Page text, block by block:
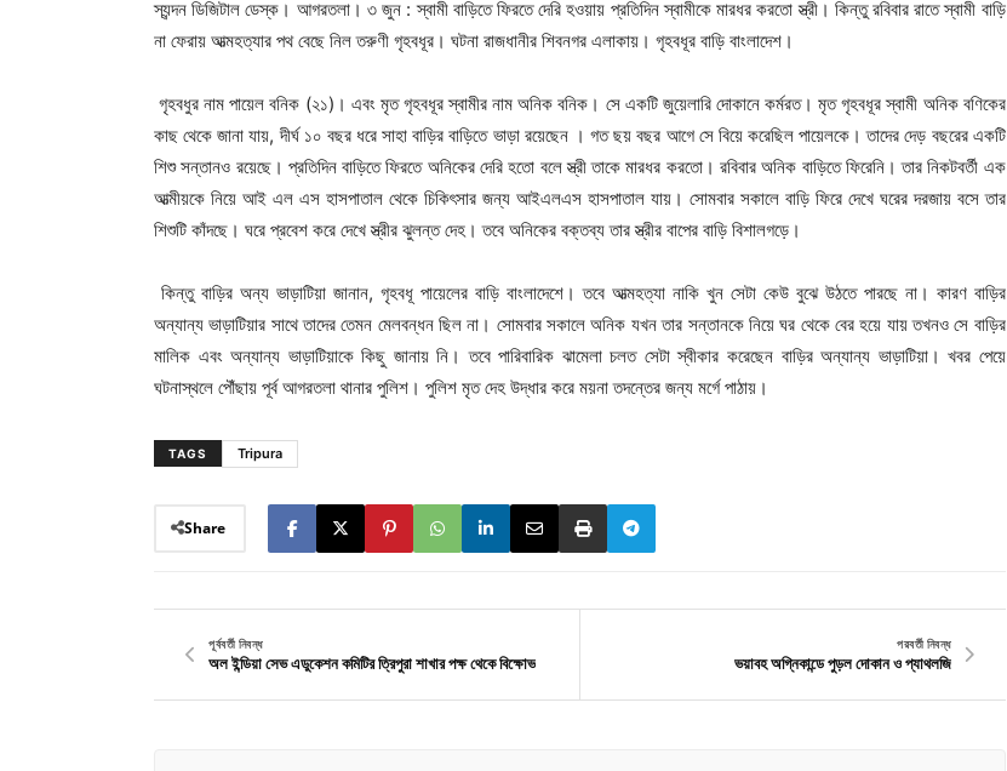
স্যন্দন ডিজিটাল ডেস্ক। আগরতলা। ৩ জুন : স্বামী বাড়িতে ফিরতে দেরি হওয়ায় প্রতিদিন স্বামীকে মারধর করতো স্ত্রী। কিন্তু রবিবার রাতে স্বামী বাড়ি
না ফেরায় আত্মহত্যার পথ বেছে নিল তরুণী গৃহবধূর। ঘটনা রাজধানীর শিবনগর এলাকায়। গৃহবধূর বাড়ি বাংলাদেশ।
গৃহবধুর নাম পায়েল বনিক (২১)। এবং মৃত গৃহবধূর স্বামীর নাম অনিক বনিক। সে একটি জুয়েলারি দোকানে কর্মরত। মৃত গৃহবধূর স্বামী অনিক বণিকের
কাছ থেকে জানা যায়, দীর্ঘ ১০ বছর ধরে সাহা বাড়ির বাড়িতে ভাড়া রয়েছেন । গত ছয় বছর আগে সে বিয়ে করেছিল পায়েলকে। তাদের দেড় বছরের একটি
শিশু সন্তানও রয়েছে। প্রতিদিন বাড়িতে ফিরতে অনিকের দেরি হতো বলে স্ত্রী তাকে মারধর করতো। রবিবার অনিক বাড়িতে ফিরেনি। তার নিকটবর্তী এক
আত্মীয়কে নিয়ে আই এল এস হাসপাতাল থেকে চিকিৎসার জন্য আইএলএস হাসপাতাল যায়। সোমবার সকালে বাড়ি ফিরে দেখে ঘরের দরজায় বসে তার
শিশুটি কাঁদছে। ঘরে প্রবেশ করে দেখে স্ত্রীর ঝুলন্ত দেহ। তবে অনিকের বক্তব্য তার স্ত্রীর বাপের বাড়ি বিশালগড়ে।
কিন্তু বাড়ির অন্য ভাড়াটিয়া জানান, গৃহবধূ পায়েলের বাড়ি বাংলাদেশে। তবে আত্মহত্যা নাকি খুন সেটা কেউ বুঝে উঠতে পারছে না। কারণ বাড়ির
অন্যান্য ভাড়াটিয়ার সাথে তাদের তেমন মেলবন্ধন ছিল না। সোমবার সকালে অনিক যখন তার সন্তানকে নিয়ে ঘর থেকে বের হয়ে যায় তখনও সে বাড়ির
মালিক এবং অন্যান্য ভাড়াটিয়াকে কিছু জানায় নি। তবে পারিবারিক ঝামেলা চলত সেটা স্বীকার করেছেন বাড়ির অন্যান্য ভাড়াটিয়া। খবর পেয়ে
ঘটনাস্থলে পৌঁছায় পূর্ব আগরতলা থানার পুলিশ। পুলিশ মৃত দেহ উদ্ধার করে ময়না তদন্তের জন্য মর্গে পাঠায়।
TAGS Tripura
Share
পূর্ববর্তী নিবন্ধ
অল ইন্ডিয়া সেভ এডুকেশন কমিটির ত্রিপুরা শাখার পক্ষ থেকে বিক্ষোভ
পরবর্তী নিবন্ধ
ভয়াবহ অগ্নিকান্ডে পুড়ল দোকান ও প্যাথলজি